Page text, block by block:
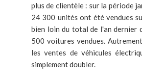
plus de clientèle : sur la période
24 300 unités ont été vendues
bien loin du total de l'an dernier
500 voitures vendues.
les ventes de véhicules
simplement doubler.